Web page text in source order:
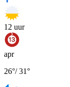
12 uur
apr
26°/31°